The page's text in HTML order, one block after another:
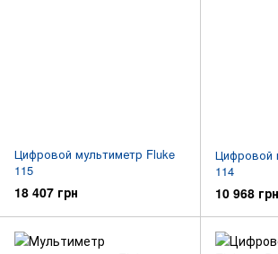
Цифровой мультиметр Fluke
115
18 407 грн
Цифровой
114
10 968 грн